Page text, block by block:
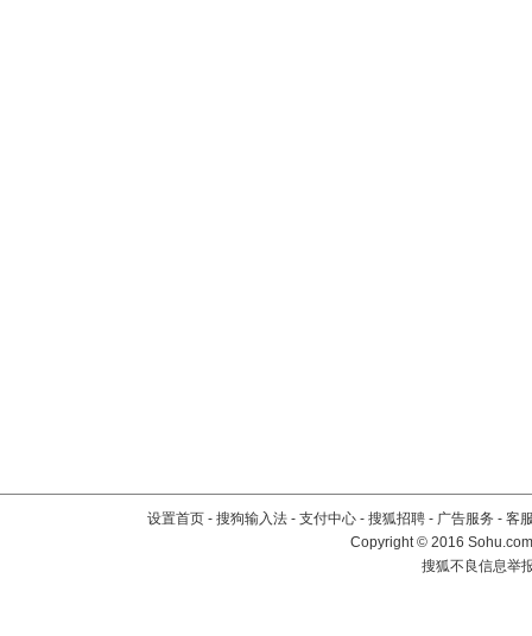
设置首页 - 搜狗输入法 - 支付中心 - 搜狐招聘 - 广告服务 - 客
Copyright©2016
搜狐不良信息举